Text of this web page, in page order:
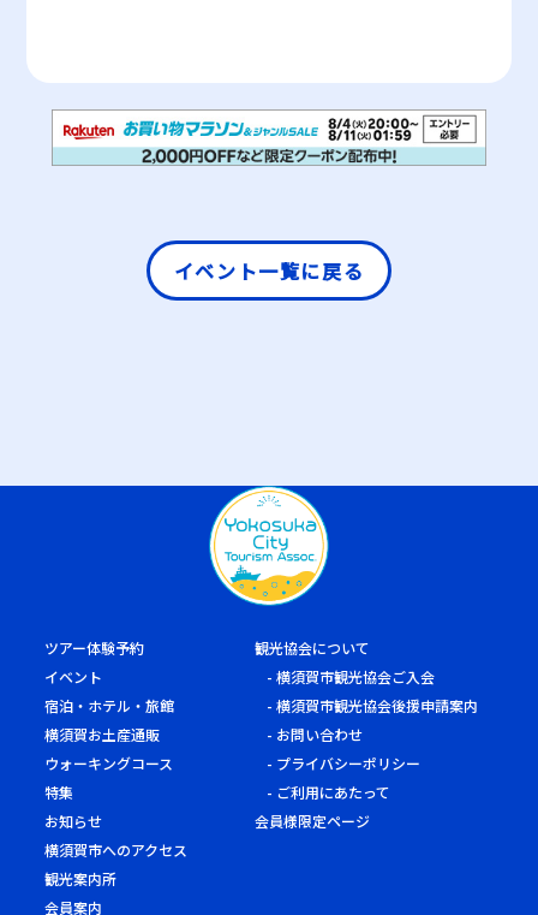
イベント一覧に戻る
ツアー体験予約
イベント
宿泊・ホテル・旅館
横須賀お土産通販
ウォーキングコース
特集
お知らせ
横須賀市へのアクセス
観光案内所
会員案内
観光協会について
横須賀市観光協会ご入会
横須賀市観光協会後援申請案内
お問い合わせ
プライバシーポリシー
ご利用にあたって
会員様限定ページ